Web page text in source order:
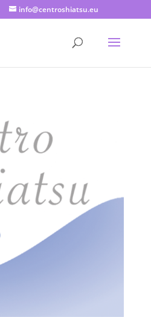
info@centroshiatsu.eu